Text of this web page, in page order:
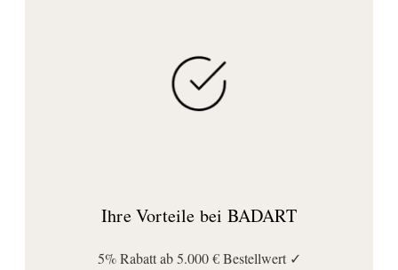
Ihre Vorteile bei BADART
5% Rabatt ab 5.000 € Bestellwert ✓